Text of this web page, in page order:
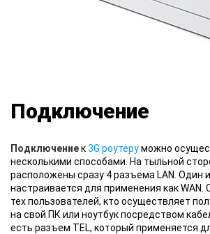
Подключение
Подключениек3G роутеруможно
несколькими способами. На тыльной
расположены сразу 4 разъема LAN. Один
настраивается для применения как WAN.
тех пользователей, кто осуществляет
на свой ПК или ноутбук посредством
есть разъем TEL, который применяется